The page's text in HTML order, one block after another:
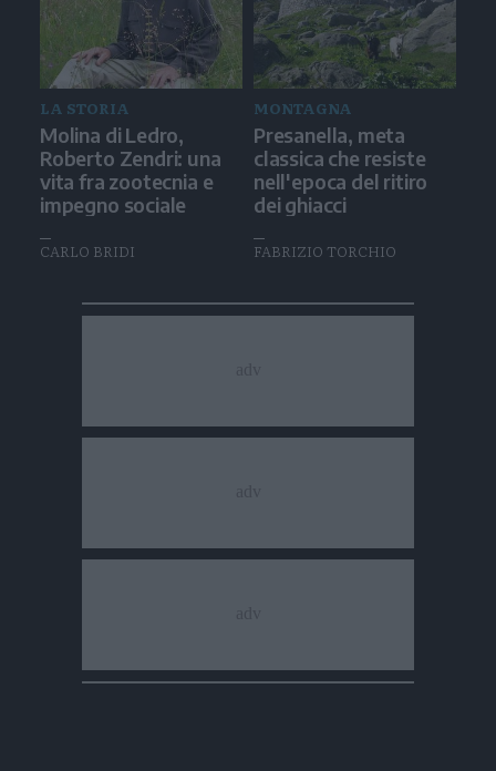
LA STORIA
Molina di Ledro,
Roberto Zendri: una
vita fra zootecnia e
impegno sociale
CARLO BRIDI
MONTAGNA
Presanella, meta
classica che resiste
nell'epoca del ritiro
dei ghiacci
FABRIZIO TORCHIO